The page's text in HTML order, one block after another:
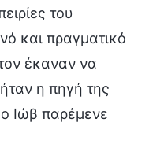
του
και πραγματικό
έκαναν να
η πηγή της
Ιώβ παρέμενε